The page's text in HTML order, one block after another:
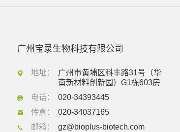
广州宝录生物科技有限公司
地址：
广州市黄埔区科丰路31号（华
南新材料创新园）G1栋603房
电话：
020-34393445
传真：
020-34037165
邮箱：
gz@bioplus-biotech.com